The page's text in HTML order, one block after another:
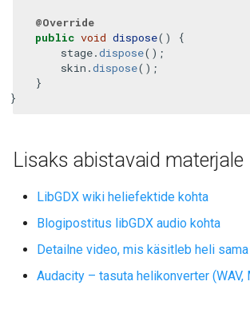
@Override
public void dispose()
{
stage.dispose();
skin .dispose();
}
}
Lisaks abistavaid materjale
LibGDX wiki heliefektide kohta
Blogipostitus libGDX audio kohta
Detailne video, mis käsitleb heli
Audacity – tasuta helikonverter (WAV,